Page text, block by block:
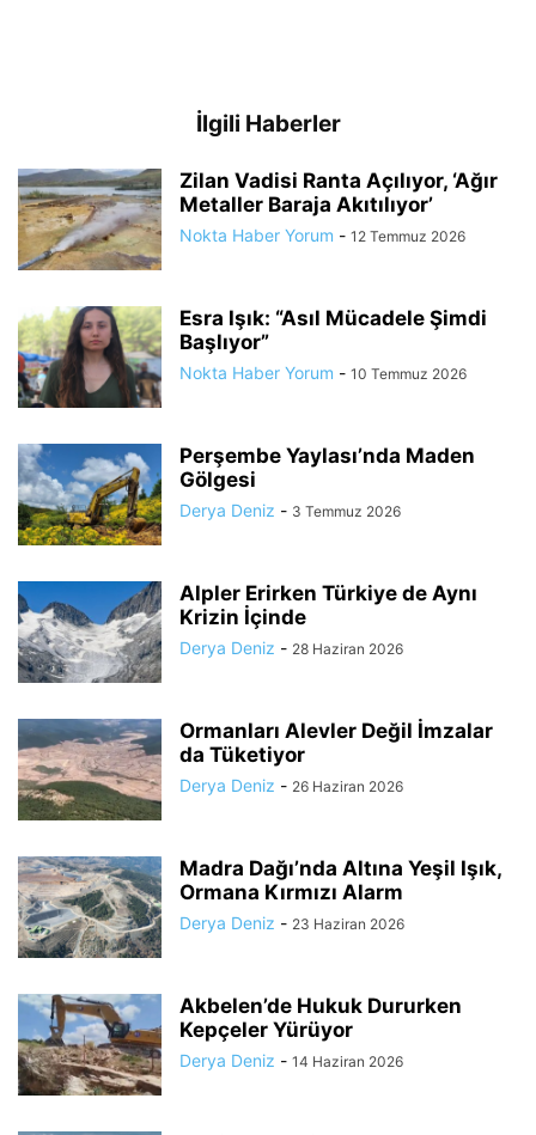
İlgili Haberler
Zilan Vadisi Ranta Açılıyor, ‘Ağır
Metaller Baraja Akıtılıyor’
Nokta Haber Yorum - 12 Temmuz 2026
Esra Işık: “Asıl Mücadele Şimdi
Başlıyor”
Nokta Haber Yorum - 10 Temmuz 2026
Perşembe Yaylası’nda Maden
Gölgesi
Derya Deniz - 3 Temmuz 2026
Alpler Erirken Türkiye de Aynı
Krizin İçinde
Derya Deniz - 28 Haziran 2026
Ormanları Alevler Değil İmzalar
da Tüketiyor
Derya Deniz - 26 Haziran 2026
Madra Dağı’nda Altına Yeşil Işık,
Ormana Kırmızı Alarm
Derya Deniz - 23 Haziran 2026
Akbelen’de Hukuk Dururken
Kepçeler Yürüyor
Derya Deniz - 14 Haziran 2026